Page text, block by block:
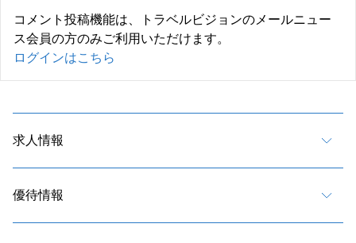
コメント投稿機能は、トラベルビジョンのメールニュー
ス会員の方のみご利用いただけます。
ログインはこちら
求人情報
優待情報